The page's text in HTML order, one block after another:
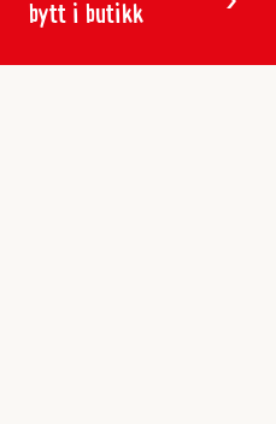
bytt i butikk